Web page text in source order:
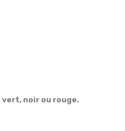
vert, noir ou rouge.